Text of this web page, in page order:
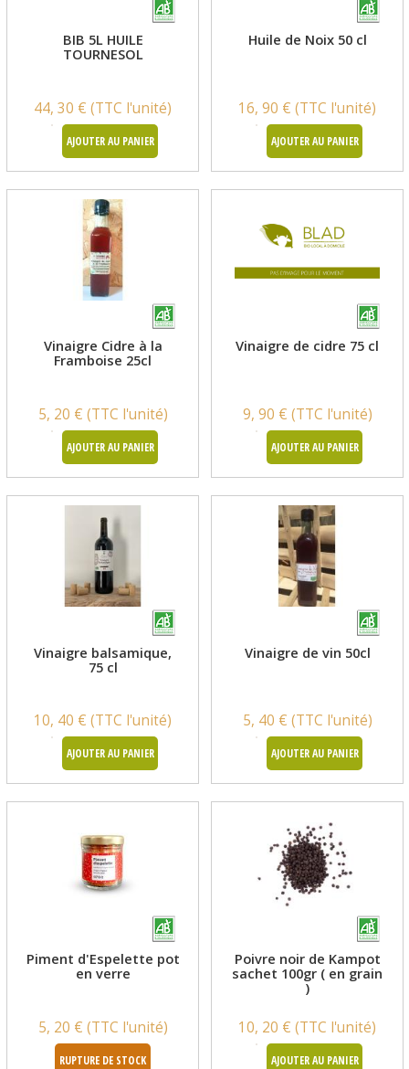
BIB 5L HUILE
TOURNESOL
44, 30 € (TTC l'unité)
AJOUTER AU PANIER
Huile de Noix 50 cl
16, 90 € (TTC l'unité)
AJOUTER AU PANIER
Vinaigre Cidre à la
Framboise 25cl
5, 20 € (TTC l'unité)
AJOUTER AU PANIER
Vinaigre de cidre 75 cl
9, 90 € (TTC l'unité)
AJOUTER AU PANIER
Vinaigre balsamique,
75 cl
10, 40 € (TTC l'unité)
AJOUTER AU PANIER
Vinaigre de vin 50cl
5, 40 € (TTC l'unité)
AJOUTER AU PANIER
Piment d'Espelette pot
en verre
5, 20 € (TTC l'unité)
RUPTURE DE STOCK
Poivre noir de Kampot
sachet 100gr ( en grain
)
10, 20 € (TTC l'unité)
AJOUTER AU PANIER